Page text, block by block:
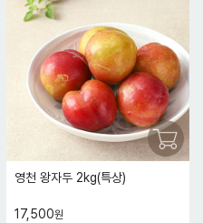
영천 왕자두 2kg(특상)
17,500원